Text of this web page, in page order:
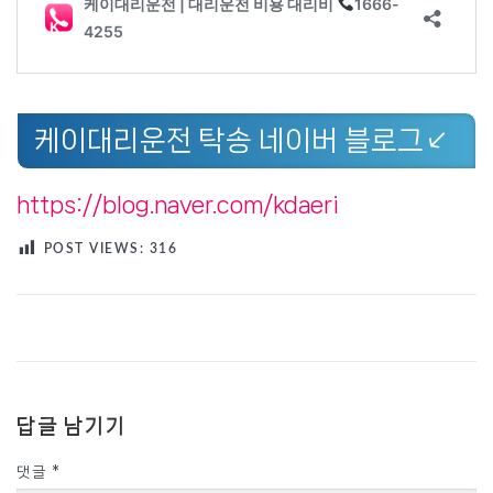
케이대리운전 탁송 네이버 블로그↙
https://blog.naver.com/kdaeri
POST VIEWS: 316
답글 남기기
댓글 *